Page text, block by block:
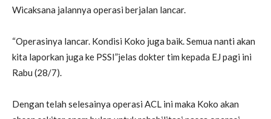
Wicaksana jalannya operasi berjalan lancar.
“Operasinya lancar. Kondisi Koko juga baik. Semua nanti akan
kita laporkan juga ke PSSI”jelas dokter tim kepada EJ pagi ini
Rabu (28/7).
Dengan telah selesainya operasi ACL ini maka Koko akan